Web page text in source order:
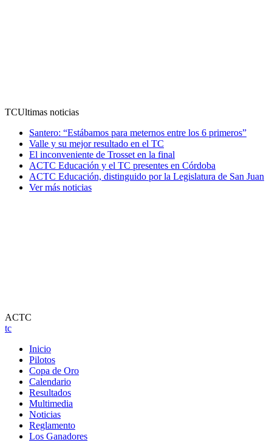
TCUltimas noticias
Santero: “Estábamos para meternos entre los 6 primeros”
Valle y su mejor resultado en el TC
El inconveniente de Trosset en la final
ACTC Educación y el TC presentes en Córdoba
ACTC Educación, distinguido por la Legislatura de San Juan
Ver más noticias
ACTC
tc
Inicio
Pilotos
Copa de Oro
Calendario
Resultados
Multimedia
Noticias
Reglamento
Los Ganadores